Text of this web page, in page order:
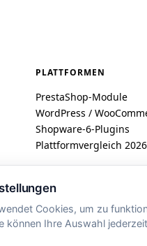
PLATTFORMEN
PrestaShop-Module
WordPress /
Shopware-6-Plugins
Plattformvergleich 2026
FR
Cookies, um zu
können Ihre Auswahl